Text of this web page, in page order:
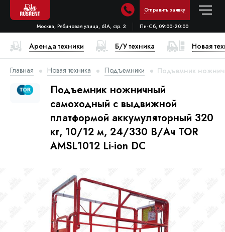
Отправить заявку
Москва, Рябиновая улица, 61А, стр. 3 Пн-Сб, 09:00-20:00
Аренда техники Б/У техника Новая
Главная Новая техника Подъемники Подъемник
Подъемник ножничный
самоходный с выдвижной
платформой аккумуляторный 320
кг, 10/12 м, 24/330 В/Ач TOR
AMSL1012 Li-ion DC